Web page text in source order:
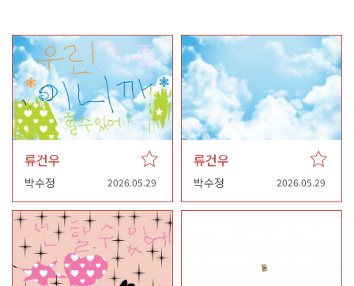
류건우
박수정 2026.05.29
류건우
박수정 2026.05.29